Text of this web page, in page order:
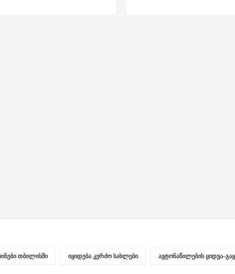
სრული კომპლექტი
თბილისში იყიდება კერძო სახლები ავტონაწილების ყიდვა-